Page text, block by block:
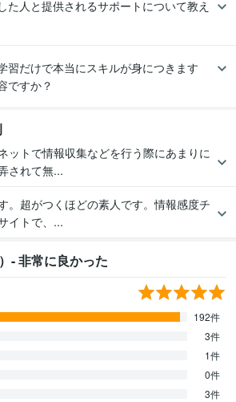
た人と提供されるサポートについて教え
習だけで本当にスキルが身につきます
ットで情報収集などを行う際にあまりに
されて無...
。超がつくほどの素人です。情報感度チ
イトで、...
- 非常に良かった
192件
3件
1件
0件
3件